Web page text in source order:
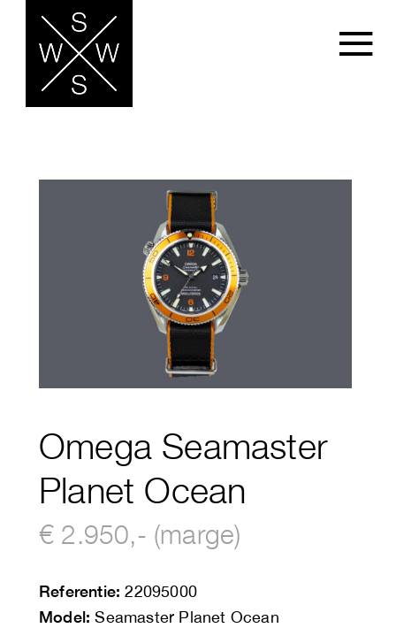
Omega Seamaster
Planet Ocean
€ 2.950,- (marge)
Referentie: 22095000
Model: Seamaster Planet Ocean